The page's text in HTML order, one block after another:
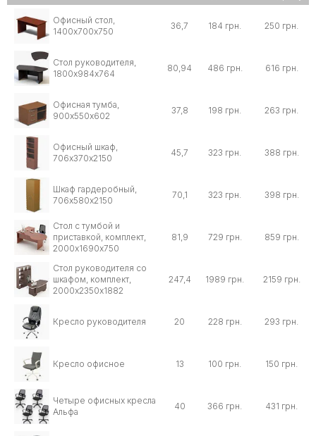
Офисный стол,
1400х700х750
36,7 184 грн. 250 грн.
Стол руководителя,
1800х984х764
80,94 486 грн. 616 грн.
Офисная тумба,
900х550х602
37,8 198 грн. 263 грн.
Офисный шкаф,
706х370х2150
45,7 323 грн. 388 грн.
Шкаф гардеробный,
706х580х2150
70,1 323 грн. 398 грн.
Стол с тумбой и
приставкой, комплект,
2000х1690х750
81,9 729 грн. 859 грн.
Стол руководителя со
шкафом, комплект,
2000х2350х1882
247,4 1989 грн. 2159 грн.
Кресло руководителя 20 228 грн. 293 грн.
Кресло офисное 13 100 грн. 150 грн.
Четыре офисных кресла
Альфа
40 366 грн. 431 грн.